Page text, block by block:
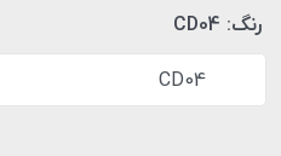
رنگ: CD04
CD04